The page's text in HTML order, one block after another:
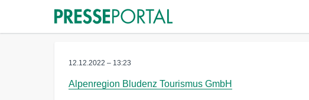
12.12.2022 – 13:23
Alpenregion Bludenz Tourismus GmbH